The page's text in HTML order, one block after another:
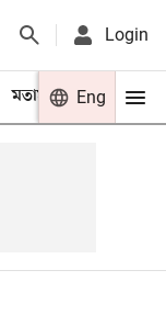
Login
মতামত খেলা
Eng